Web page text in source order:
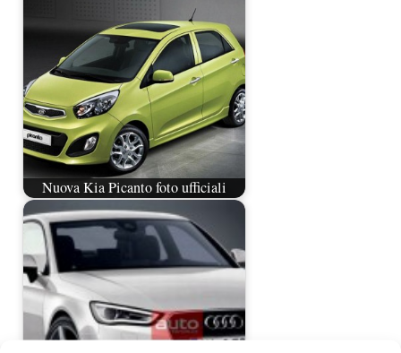
Nuova Kia Picanto foto ufficiali